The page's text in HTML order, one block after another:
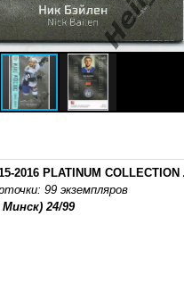
2016 PLATINUM
99 экземпляров
24/99